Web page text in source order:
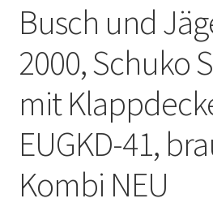
Busch und
2000, Schuko
mit
EUGKD-41,
Kombi NEU